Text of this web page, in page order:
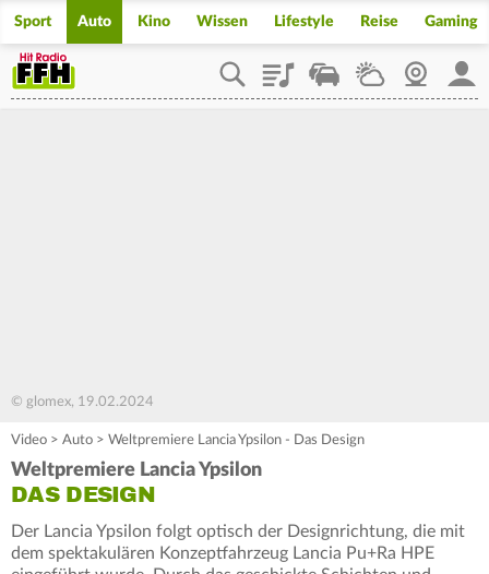
Sport Auto Kino Wissen Lifestyle Reise Gaming
PlaylistStaupilotWetterWebcam
© glomex, 19.02.2024
Video > Auto > Weltpremiere Lancia Ypsilon - Das Design
Weltpremiere Lancia Ypsilon
DAS DESIGN
Der Lancia Ypsilon folgt optisch der Designrichtung, die mit
dem spektakulären Konzeptfahrzeug Lancia Pu+Ra HPE